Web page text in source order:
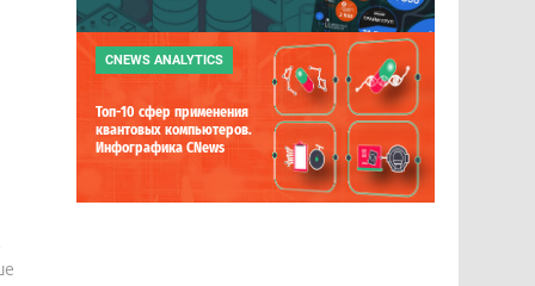
CNEWS ANALYTICS
Топ-10 сфер применения
квантовых компьютеров.
Инфографика CNews